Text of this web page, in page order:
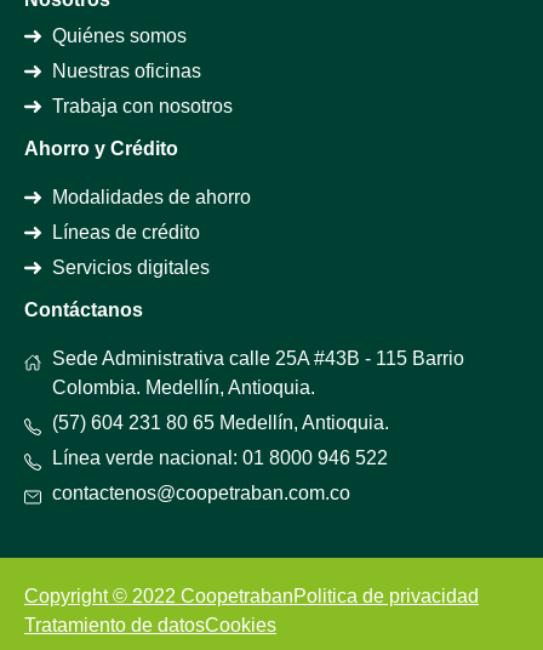
Quiénes somos
Nuestras oficinas
Trabaja con nosotros
Ahorro y Crédito
Modalidades de ahorro
Líneas de crédito
Servicios digitales
Contáctanos
Sede Administrativa calle 25A #43B - 115 Barrio
Colombia. Medellín, Antioquia.
(57) 604 231 80 65 Medellín, Antioquia.
Línea verde nacional: 01 8000 946 522
contactenos@coopetraban.com.co
Copyright © 2022 CoopetrabanPolitica de privacidad
Tratamiento de datosCookies